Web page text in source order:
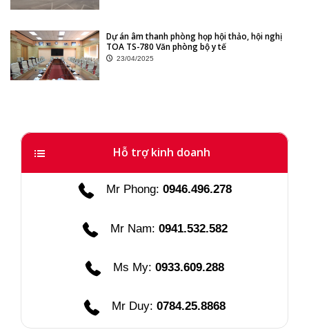
Dự án âm thanh phòng họp hội thảo, hội nghị
TOA TS-780 Văn phòng bộ y tế
23/04/2025
Hỗ trợ kinh doanh
Mr Phong: 0946.496.278
Mr Nam: 0941.532.582
Ms My: 0933.609.288
Mr Duy: 0784.25.8868